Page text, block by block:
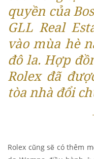
quyền của
GLL Real
vào mùa hè
đô la. Hợp
Rolex đã
tòa nhà đổi
Rolex cũng sẽ có thêm